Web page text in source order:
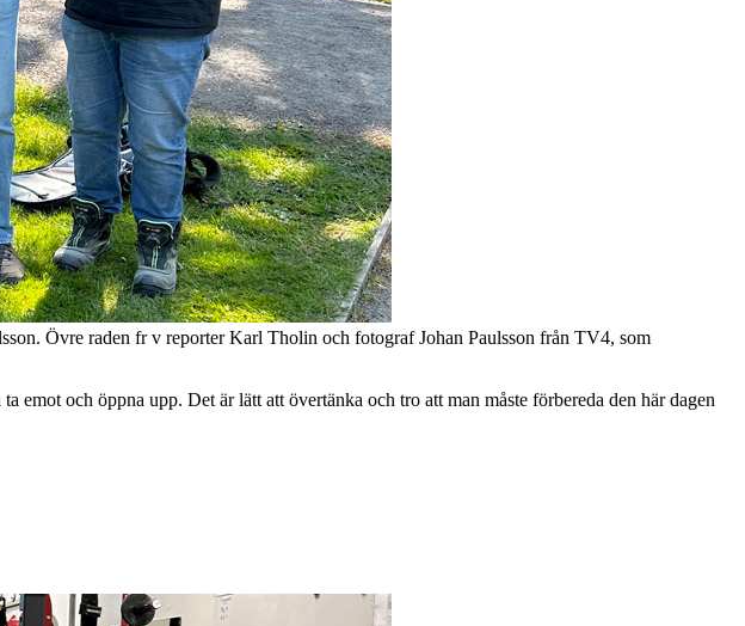
Övre raden fr v reporter Karl Tholin och fotograf Johan Paulsson från TV4, som
och öppna upp. Det är lätt att övertänka och tro att man måste förbereda den här dagen